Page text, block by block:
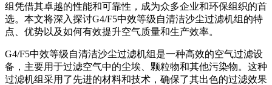
组凭借其卓越的性能和可靠性，成为众多企业和环保组织的首
选。本文将深入探讨G4/F5中效等级自清洁沙尘过滤机组的特
点、优势以及如何有效提升空气质量和生产效率。
G4/F5中效等级自清洁沙尘过滤机组是一种高效的空气过滤设
备，主要用于过滤空气中的尘埃、颗粒物和其他污染物。这种
过滤机组采用了先进的材料和技术，确保了其出色的过滤效果